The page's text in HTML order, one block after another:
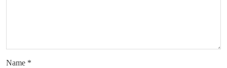
Name *